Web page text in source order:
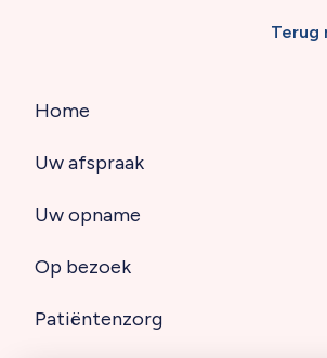
(footer)
Home
Uw afspraak
Uw opname
Op bezoek
Patiëntenzorg
Terug